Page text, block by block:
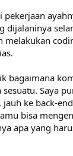
dijalaninya
melakukan
bagaimana
Saya
ke back-
bisa
apa yang